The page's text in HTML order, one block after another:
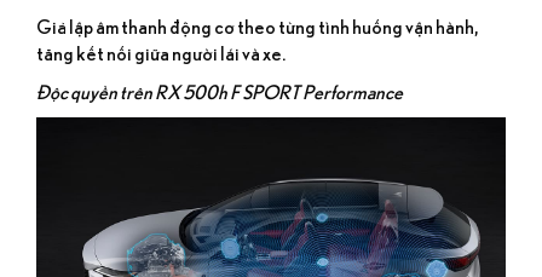
Giả lập âm thanh động cơ theo từng tình huống vận hành,
tăng kết nối giữa người lái và xe.
Độc quyền trên RX 500h F SPORT Performance